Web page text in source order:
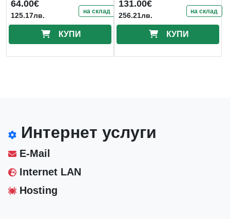
64.00€
125.17лв. на склад
КУПИ
131.00€
256.21лв. на склад
КУПИ
Интернет услуги
E-Mail
Internet LAN
Hosting